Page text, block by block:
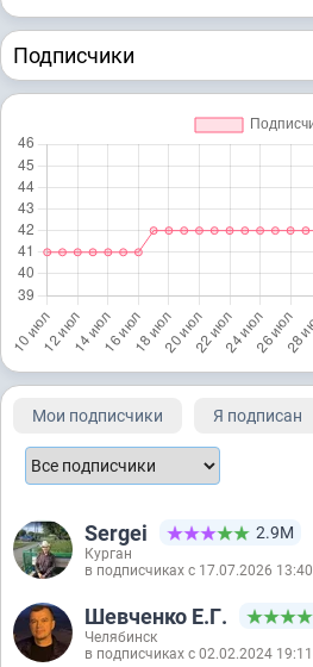
Подписчики
Мои подписчики Я подписан
Sergei 2.9М
Курган
в подписчиках с 17.07.2026 13:40
Шевченко Е.Г.
Челябинск
в подписчиках с 02.02.2024 19:11